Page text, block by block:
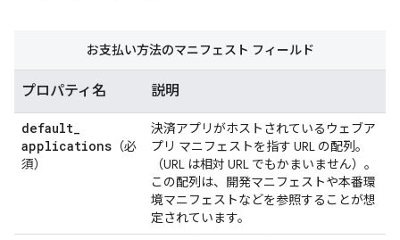
プロパティ名 説明
default_
applications （必
須）
決済アプリがホストされているウェブア
プリ マニフェストを指す URL の配列。
（URL は相対 URL でもかまいません）。
この配列は、開発マニフェストや本番環
境マニフェストなどを参照することが想
定されています。
お支払い方法のマニフェスト フィールド